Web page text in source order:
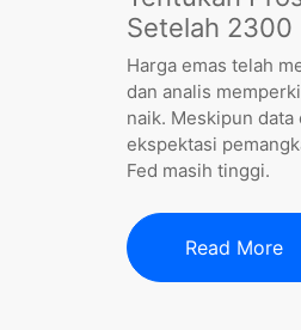
Setelah 2300
Harga emas telah
dan analis
naik. Meskipun
ekspektasi
Fed masih tinggi.
Read More